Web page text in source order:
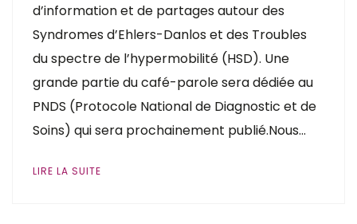
d’information et de partages autour des
Syndromes d’Ehlers-Danlos et des Troubles
du spectre de l’hypermobilité (HSD). Une
grande partie du café-parole sera dédiée au
PNDS (Protocole National de Diagnostic et de
Soins) qui sera prochainement publié.Nous…
LIRE LA SUITE